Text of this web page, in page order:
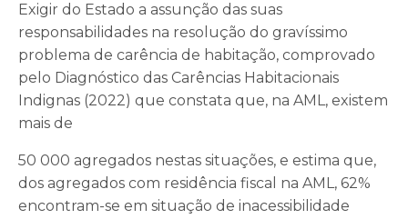
Exigir do Estado a assunção das suas
responsabilidades na resolução do gravíssimo
problema de carência de habitação, comprovado
pelo Diagnóstico das Carências Habitacionais
Indignas (2022) que constata que, na AML, existem
mais de
50 000 agregados nestas situações, e estima que,
dos agregados com residência fiscal na AML, 62%
encontram-se em situação de inacessibilidade